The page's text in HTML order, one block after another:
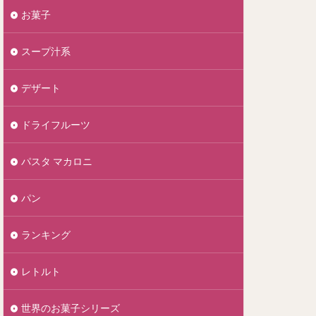
お菓子
スープ汁系
デザート
ドライフルーツ
パスタ マカロニ
パン
ランキング
レトルト
世界のお菓子シリーズ